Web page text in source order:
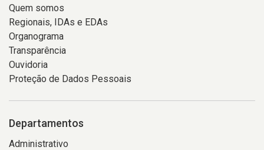
Quem somos
Regionais, IDAs e EDAs
Organograma
Transparência
Ouvidoria
Proteção de Dados Pessoais
Departamentos
Administrativo